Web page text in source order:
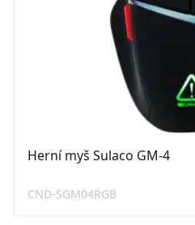
Herní myš Sulaco GM-4
CND-SGM04RGB